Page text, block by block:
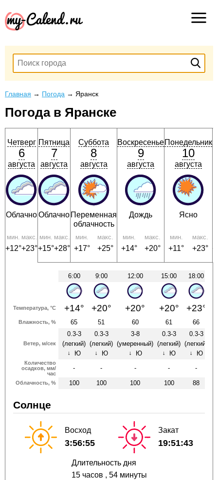
Главная → Погода → Яранск
Погода в Яранске
Четверг
6
августа
Облачно
мин.
+12°
макс.
+23°
Пятница
7
августа
Облачно
мин.
+15°
макс.
+28°
Суббота
8
августа
Переменная
облачность
мин.
+17°
макс.
+25°
Воскресенье
9
августа
Дождь
мин.
+14°
макс.
+20°
Понедельник
10
августа
Ясно
мин.
+11°
макс.
+23°
6:00 9:00 12:00 15:00 18:00
Температура, °C +14° +20° +20° +20° +23°
Влажность, % 65 51 60 61 66
Ветер, м/сек
0.3-3
(легкий)
↑ Ю
0.3-3
(легкий)
↑ Ю
3-8
(умеренный)
↑ Ю
0.3-3
(легкий)
↑ Ю
0.3-3
(легкий)
↑ Ю
Количество
осадков, мм/
час
- - - - -
Облачность, % 100 100 100 100 88
Солнце
Восход
3:56:55
Закат
19:51:43
Длительность дня
15 часов , 54 минуты